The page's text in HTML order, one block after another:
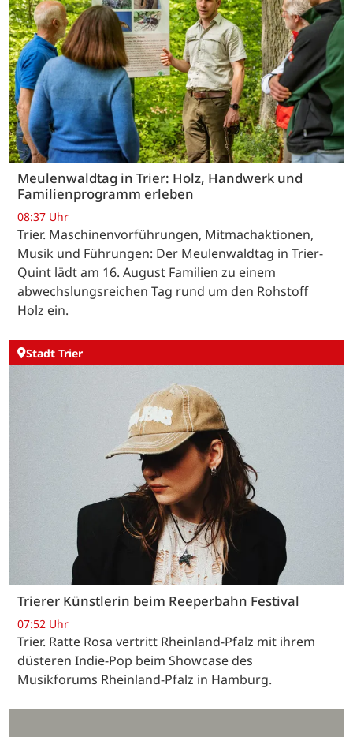
Meulenwaldtag in Trier: Holz, Handwerk und
Familienprogramm erleben
08:37 Uhr
Trier. Maschinenvorführungen, Mitmachaktionen,
Musik und Führungen: Der Meulenwaldtag in Trier-
Quint lädt am 16. August Familien zu einem
abwechslungsreichen Tag rund um den Rohstoff
Holz ein.
Stadt Trier
Trierer Künstlerin beim Reeperbahn Festival
07:52 Uhr
Trier. Ratte Rosa vertritt Rheinland-Pfalz mit ihrem
düsteren Indie-Pop beim Showcase des
Musikforums Rheinland-Pfalz in Hamburg.